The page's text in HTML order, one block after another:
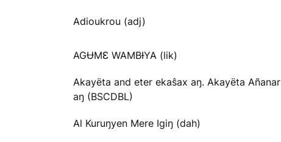
Adioukrou (adj)
AGɄMƐ WAMBƗYA (lik)
Akayëta and eter ekaŝax aŋ. Akayëta Añanar
aŋ (BSCDBL)
Al Kuruŋyen Mere Igiŋ (dah)